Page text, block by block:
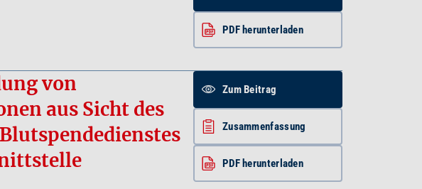
PDF herunterladen
von
aus Sicht des
Zum Beitrag
Zusammenfassung
PDF herunterladen